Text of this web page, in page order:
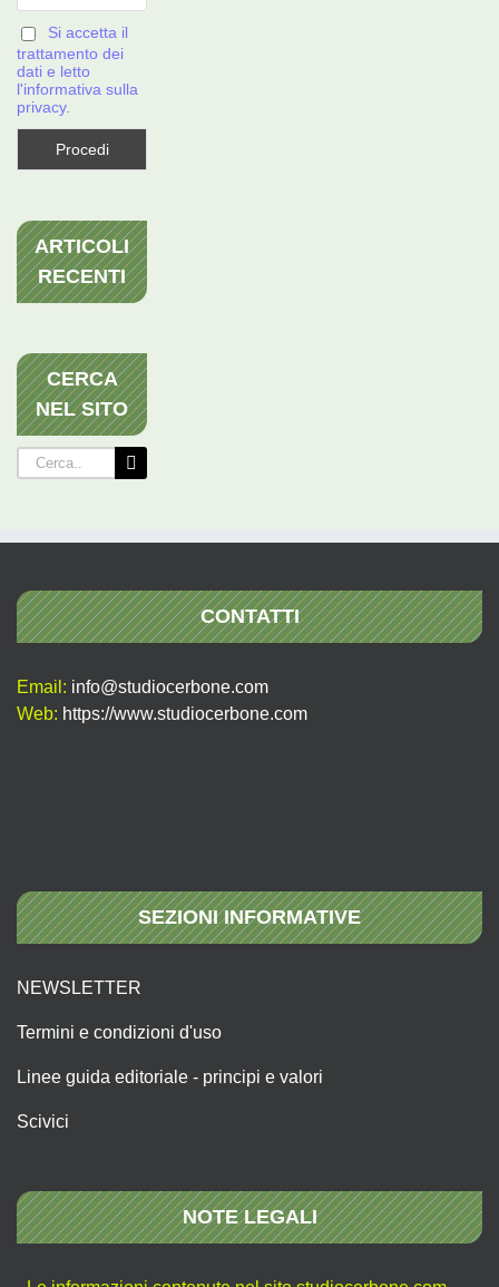
Si accetta il
trattamento dei
dati e letto
l'informativa sulla
privacy.
ARTICOLI
RECENTI
CERCA
NEL SITO
Cerca
per:
CONTATTI
Email: info@studiocerbone.com
Web: https://www.studiocerbone.com
SEZIONI INFORMATIVE
NEWSLETTER
Termini e condizioni d'uso
Linee guida editoriale - principi e valori
Scivici
NOTE LEGALI